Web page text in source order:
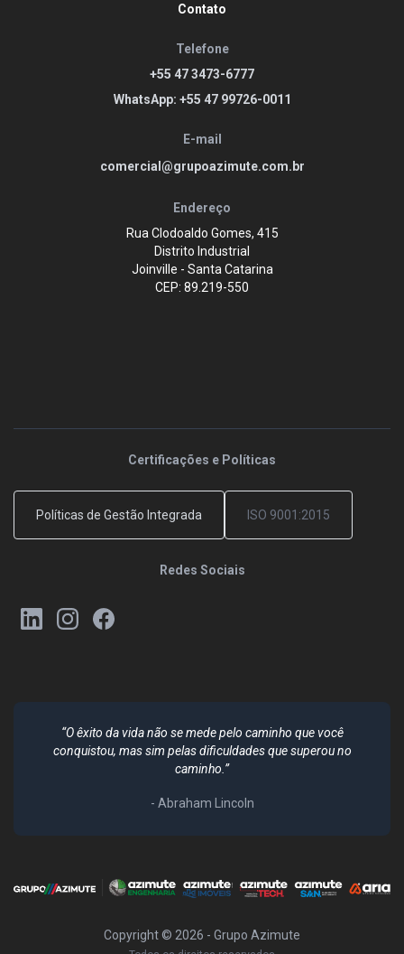
Contato
Telefone
+55 47 3473-6777
WhatsApp: +55 47 99726-0011
E-mail
comercial@grupoazimute.com.br
Endereço
Rua Clodoaldo Gomes, 415
Distrito Industrial
Joinville - Santa Catarina
CEP: 89.219-550
Certificações e Políticas
Políticas de Gestão Integrada ISO 9001:2015
Redes Sociais
“O êxito da vida não se mede pelo caminho que você
conquistou, mas sim pelas dificuldades que superou no
caminho.”
- Abraham Lincoln
Copyright © 2026 - Grupo Azimute